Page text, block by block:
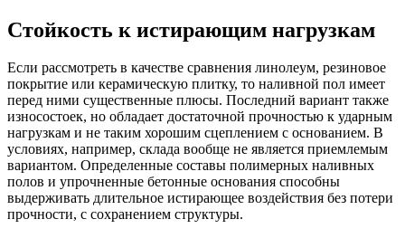
Стойкость к истирающим нагрузкам
Если рассмотреть в качестве сравнения линолеум, резиновое
покрытие или керамическую плитку, то наливной пол имеет
перед ними существенные плюсы. Последний вариант также
износостоек, но обладает достаточной прочностью к ударным
нагрузкам и не таким хорошим сцеплением с основанием. В
условиях, например, склада вообще не является приемлемым
вариантом. Определенные составы полимерных наливных
полов и упрочненные бетонные основания способны
выдерживать длительное истирающее воздействия без потери
прочности, с сохранением структуры.